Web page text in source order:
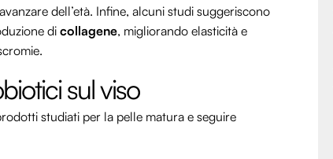
dell’età. Infine, alcuni studi suggeriscono
di collagene, migliorando elasticità e
sul viso
studiati per la pelle matura e seguire